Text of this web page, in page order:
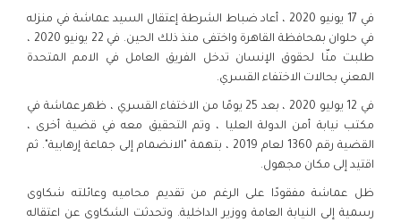
في 17 يونيو 2020 ، أعاد ضباط الشرطة إعتقال السيد عماشة في منزله
في حلوان بمحافظة القاهرة واختفى منذ ذلك الحين. في 22 يونيو 2020 ،
طلبت منّا لحقوق الإنسان تدخل الفريق العامل في الامم المتحدة
المعني بحالات الاختفاء القسري.
في 12 يوليو 2020 ، بعد 25 يومًا من الاختفاء القسري ، ظهر عماشة في
مكتب نيابة أمن الدولة العليا ، وتم التحقيق معه في قضية أخرى ،
القضية رقم 1360 لعام 2019 ، بتهمة "الانضمام إلى جماعة إرهابية". ثم
اقتيد إلى مكان مجهول.
ظل عماشة مفقودًا على الرغم من تقديم محاميه وعائلته شكاوى
رسمية إلى النيابة العامة ووزير الداخلية. وتحدثت الشكاوى عن اعتقاله